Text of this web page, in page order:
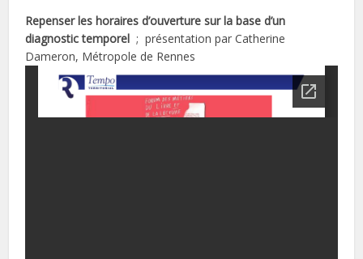
Repenser les horaires d’ouverture sur la base d’un
diagnostic temporel ; présentation par Catherine
Dameron, Métropole de Rennes